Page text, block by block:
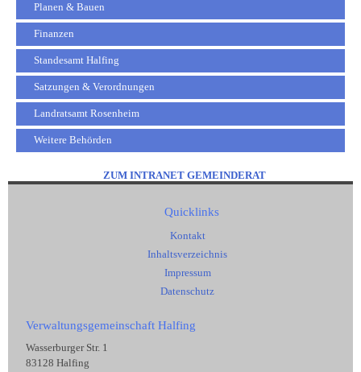
Planen & Bauen
Finanzen
Standesamt Halfing
Satzungen & Verordnungen
Landratsamt Rosenheim
Weitere Behörden
ZUM INTRANET GEMEINDERAT
Quicklinks
Kontakt
Inhaltsverzeichnis
Impressum
Datenschutz
Verwaltungsgemeinschaft Halfing
Wasserburger Str. 1
83128 Halfing